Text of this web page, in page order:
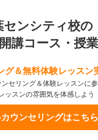
センシティ校の
講コース・授
グ＆無料体験レッスン
ンセリング＆体験レッスンに
ッスンの雰囲気を体感しよう
ウンセリングはこちら